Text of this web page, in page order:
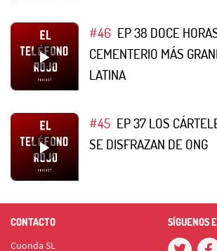
#46 EP 38 DOCE
CEMENTERIO MÁS
LATINA
#45 EP 37 LOS
SE DISFRAZAN DE ONG
CONTACTO
Cuonda SL
SÍGUENOS